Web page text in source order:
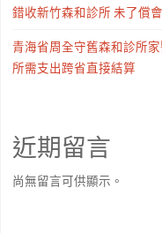
錯收新竹森和診所 未了償
青海省周全守舊森和診所
所需支出跨省直接結算
近期留言
尚無留言可供顯示。